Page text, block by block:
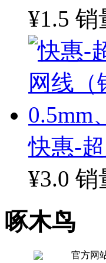
¥1.5 销
快惠-
¥3.0 销
啄木鸟
官方网